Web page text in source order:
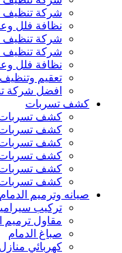
شركة تنظيف
نظافة فلل
شركة تنظيف
شركة تنظيف
نظافة فلل
تعقيم وتنظيف
افضل شركة
كشف تسربات
كشف تسربات
كشف تسربات
كشف تسربات
كشف تسربات
كشف تسربات
كشف تسربات
صيانه وترميم
تركيب
مقاول ترميم
صباغ الدمام
كهربائي